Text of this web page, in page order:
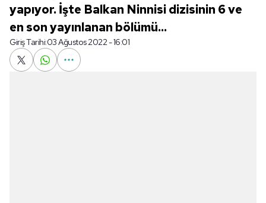
yapıyor. İşte Balkan Ninnisi dizisinin 6 ve
en son yayınlanan bölümü...
Giriş Tarihi:03 Ağustos 2022 - 16:01